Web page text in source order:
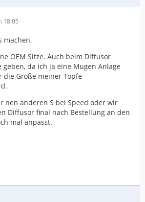
18:05
machen,
OEM Sitze. Auch beim Diffusor
geben, da ich ja eine Mugen Anlage
Größe meiner Töpfe
nen anderen S bei Speed oder wir
Diffusor final nach Bestellung an den
mal anpasst.